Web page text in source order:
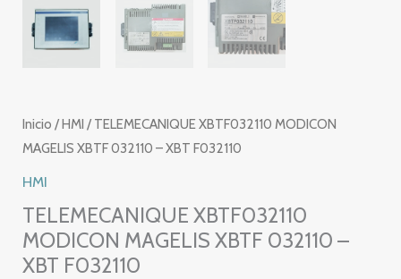
Inicio /HMI / TELEMECANIQUE XBTF032110 MODICON
MAGELIS XBTF 032110 – XBT F032110
HMI
TELEMECANIQUE XBTF032110
MODICON MAGELIS XBTF 032110 –
XBT F032110